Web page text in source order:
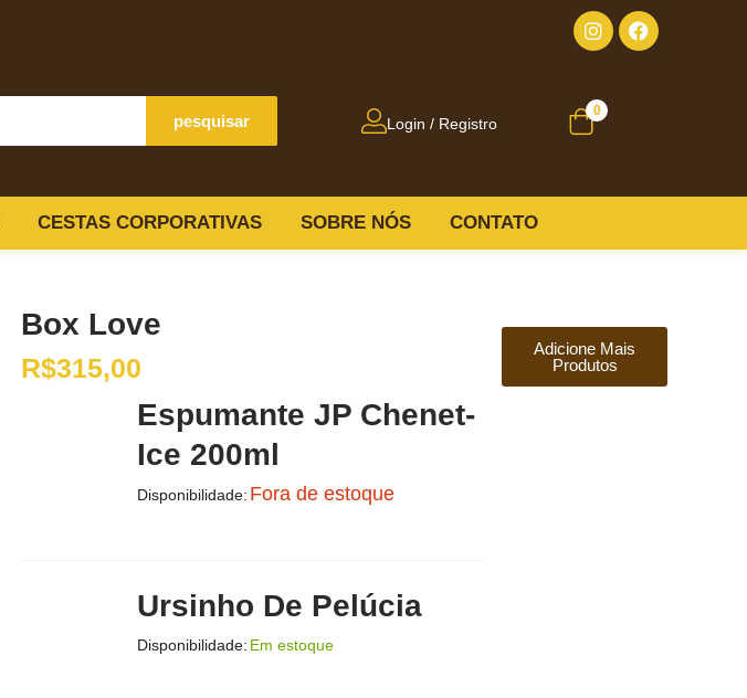
pesquisar Login / Registro
0
CESTAS CORPORATIVAS SOBRE NÓS CONTATO
Box Love
R$315,00
Espumante JP Chenet-
Ice 200ml
Disponibilidade: Fora de estoque
Ursinho De Pelúcia
Disponibilidade: Em estoque
Adicione Mais
Produtos